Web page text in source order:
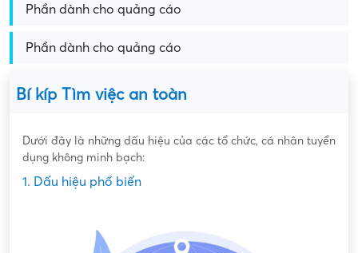
Phần dành cho quảng cáo
Phần dành cho quảng cáo
Bí kíp Tìm việc an toàn
Dưới đây là những dấu hiệu của các tổ chức, cá nhân tuyển
dụng không minh bạch:
1. Dấu hiệu phổ biến